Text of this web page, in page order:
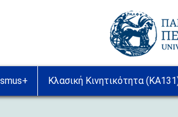
Image
Κλασική Κινητικότητα